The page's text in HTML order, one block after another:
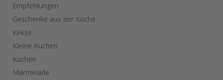
Empfehlungen
Geschenke aus der Küche
Kekse
Kleine Kuchen
Kuchen
Marmelade